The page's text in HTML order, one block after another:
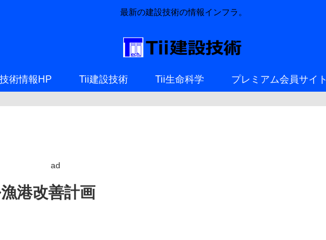
最新の建設技術の情報インフラ。
術情報HP Tii建設技術 Tii生命科学 プレミアム会員サイト
ad
港改善計画